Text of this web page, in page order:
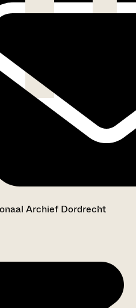
Archief Dordrecht